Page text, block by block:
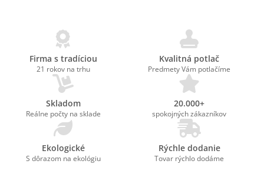
Firma s tradíciou
21 rokov na trhu
Kvalitná potlač
Predmety Vám potlačíme
Skladom
Reálne počty na sklade
20.000+
spokojných zákazníkov
Ekologické
S dôrazom na ekológiu
Rýchle dodanie
Tovar rýchlo dodáme